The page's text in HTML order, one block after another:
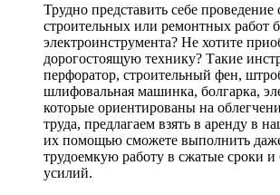
Трудно представить себе
строительных или ремонтных работ
электроинструмента? Не хотите
дорогостоящую технику? Такие
перфоратор, строительный фен,
шлифовальная машинка, болгарка,
которые ориентированы на
труда, предлагаем взять в аренду в
их помощью сможете выполнить
трудоемкую работу в сжатые сроки и
усилий.